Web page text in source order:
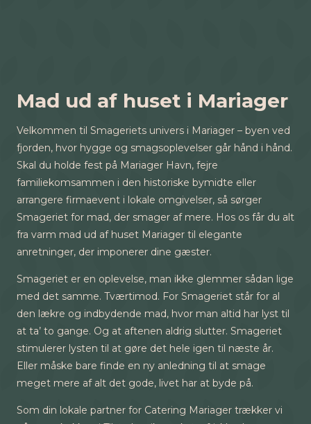
Mad ud af huset i Mariager
Velkommen til Smageriets univers i Mariager – byen ved
fjorden, hvor hygge og smagsoplevelser går hånd i hånd.
Skal du holde fest på Mariager Havn, fejre
familiekomsammen i den historiske bymidte eller
arrangere firmaevent i lokale omgivelser, så sørger
Smageriet for mad, der smager af mere. Hos os får du alt
fra varm mad ud af huset Mariager til elegante
anretninger, der imponerer dine gæster.
Smageriet er en oplevelse, man ikke glemmer sådan lige
med det samme. Tværtimod. For Smageriet står for al
den lækre og indbydende mad, hvor man altid har lyst til
at ta’ to gange. Og at aftenen aldrig slutter. Smageriet
stimulerer lysten til at gøre det hele igen til næste år.
Eller måske bare finde en ny anledning til at smage
meget mere af alt det gode, livet har at byde på.
Som din lokale partner for Catering Mariager trækker vi